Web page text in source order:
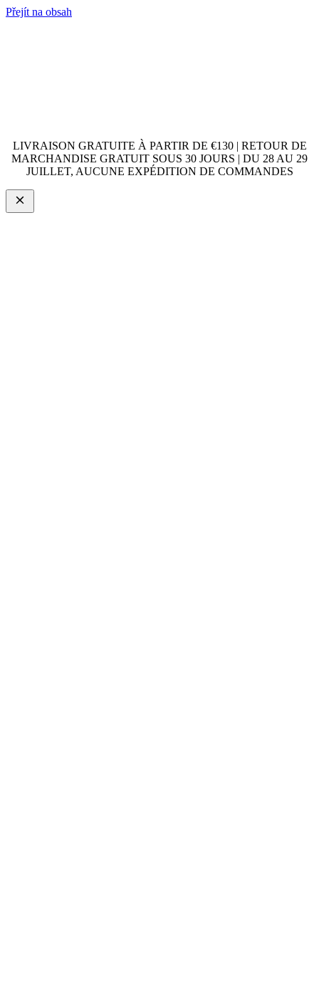
Přejít na obsah
LIVRAISON GRATUITE À PARTIR DE €130 | RETOUR DE
MARCHANDISE GRATUIT SOUS 30 JOURS | DU 28 AU 29
JUILLET, AUCUNE EXPÉDITION DE COMMANDES